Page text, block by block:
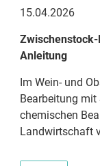
15.04.2026
Anleitung
Im Wein- und
Bearbeitung
chemischen
Landwirtschaft